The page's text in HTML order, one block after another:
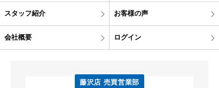
スタッフ紹介 お客様の声
会社概要 ログイン
藤沢店 売買営業部